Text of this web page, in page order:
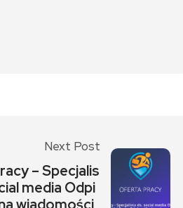
Next Post
– Specjalis
media Odpi